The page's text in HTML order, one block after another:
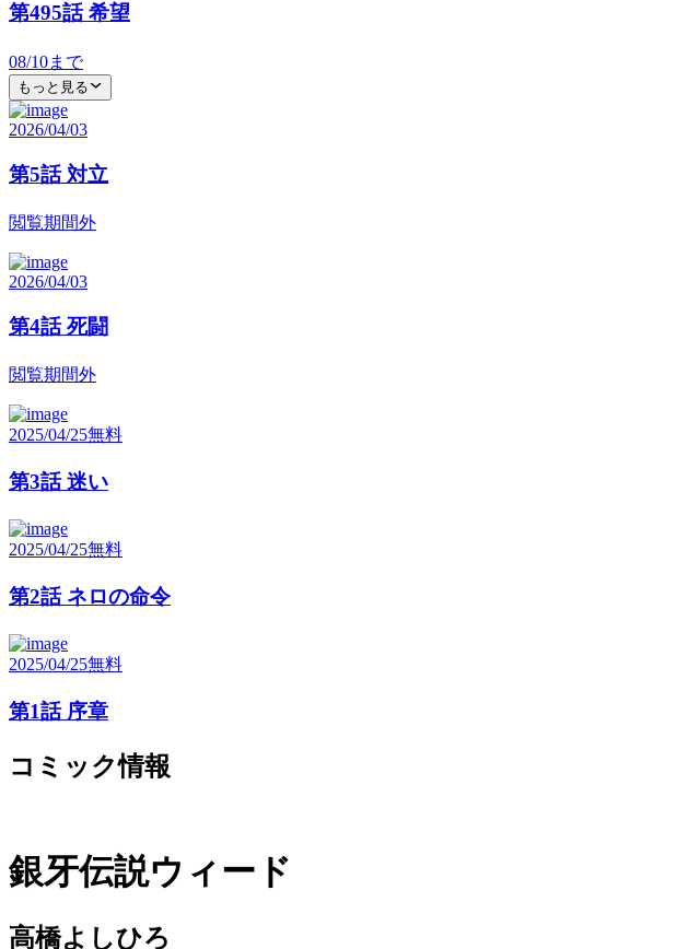
第495話 希望
08/10まで
もっと見る
2026/04/03
第5話 対立
閲覧期間外
2026/04/03
第4話 死闘
閲覧期間外
2025/04/25無料
第3話 迷い
2025/04/25無料
第2話 ネロの命令
2025/04/25無料
第1話 序章
コミック情報
銀牙伝説ウィード
高橋よしひろ